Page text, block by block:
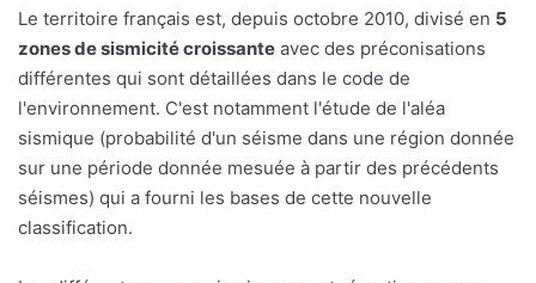
Le territoire français est, depuis octobre 2010, divisé en 5
zones de sismicité croissante avec des préconisations
différentes qui sont détaillées dans le code de
l'environnement. C'est notamment l'étude de l'aléa
sismique (probabilité d'un séisme dans une région donnée
sur une période donnée mesuée à partir des précédents
séismes) qui a fourni les bases de cette nouvelle
classification.